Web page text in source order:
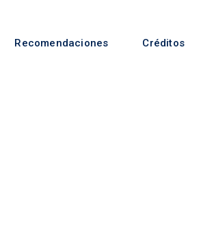
Recomendaciones Créditos